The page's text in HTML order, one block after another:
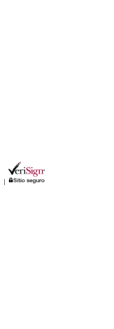
|